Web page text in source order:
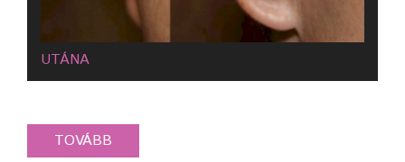
UTÁNA